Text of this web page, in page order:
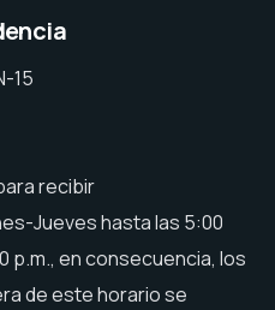
15
recibir
Jueves hasta las 5:00
p.m., en consecuencia, los
de este horario se